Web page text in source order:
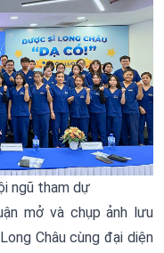
ngũ tham dự
mở và chụp ảnh lưu
Châu cùng đại diện